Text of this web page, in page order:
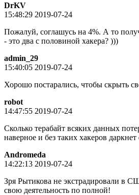
DrKV
15:48:29 2019-07-24
Пожалуй, соглашусь на 4%. А то
- это два с половиной хакера? )))
admin_29
15:40:05 2019-07-24
Хорошо постарались, чтобы скрыть
robot
14:47:55 2019-07-24
Сколько терабайт всяких данных
наверное и без таких хакеров
Andromeda
14:22:13 2019-07-24
Зря Рытикова не экстрадировали в
свою деятельность по полной!